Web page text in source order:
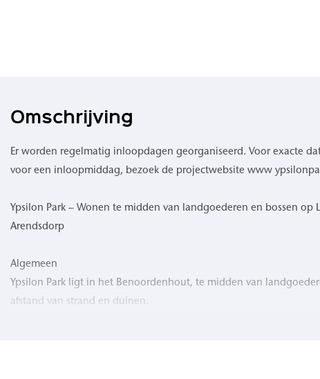
Omschrijving
Er worden regelmatig inloopdagen georganiseerd. Voor exacte
voor een inloopmiddag, bezoek de projectwebsite www
Ypsilon Park – Wonen te midden van landgoederen en bossen op
Arendsdorp
Algemeen
Ypsilon Park ligt in het Benoordenhout, te midden van
afstand van strand en duinen.